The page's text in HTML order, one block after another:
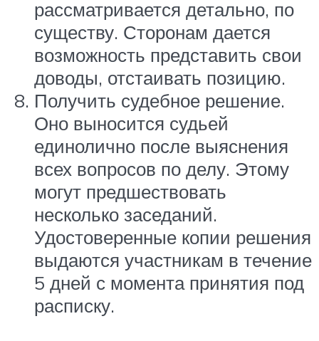
рассматривается детально, по
существу. Сторонам дается
возможность представить свои
доводы, отстаивать позицию.
Получить судебное решение.
Оно выносится судьей
единолично после выяснения
всех вопросов по делу. Этому
могут предшествовать
несколько заседаний.
Удостоверенные копии решения
выдаются участникам в течение
5 дней с момента принятия под
расписку.